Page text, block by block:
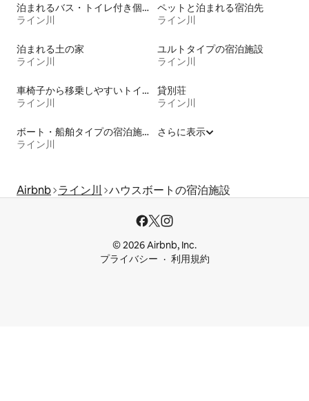
泊まれるバス・トイレ付き個室
ライン川
ペットと泊まれる宿泊先
ライン川
泊まれる土の家
ライン川
ユルトタイプの宿泊施設
ライン川
車椅子から移乗しやすいトイレ付きの宿泊施設
ライン川
貸別荘
ライン川
ボート・船舶タイプの宿泊施設
ライン川
さらに表示
Airbnb ライン川 ハウスボートの宿泊施設
© 2026 Airbnb, Inc.
プライバシー
利用規約